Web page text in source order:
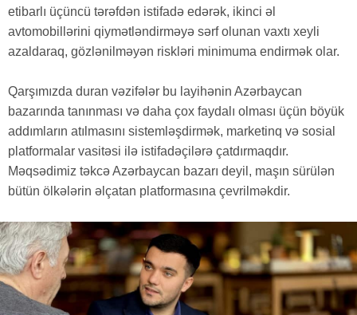
etibarlı üçüncü tərəfdən istifadə edərək, ikinci əl
avtomobillərini qiymətləndirməyə sərf olunan vaxtı xeyli
azaldaraq, gözlənilməyən riskləri minimuma endirmək olar.
Qarşımızda duran vəzifələr bu layihənin Azərbaycan
bazarında tanınması və daha çox faydalı olması üçün böyük
addımların atılmasını sistemləşdirmək, marketinq və sosial
platformalar vasitəsi ilə istifadəçilərə çatdırmaqdır.
Məqsədimiz təkcə Azərbaycan bazarı deyil, maşın sürülən
bütün ölkələrin əlçatan platformasına çevrilməkdir.